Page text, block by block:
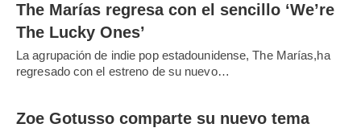
The Marías regresa con el sencillo ‘We’re
The Lucky Ones’
La agrupación de indie pop estadounidense, The Marías,ha
regresado con el estreno de su nuevo…
Zoe Gotusso comparte su nuevo tema